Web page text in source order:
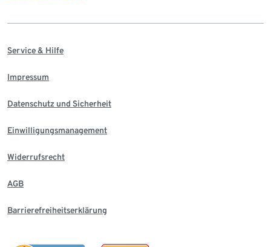
Service & Hilfe
Impressum
Datenschutz und Sicherheit
Einwilligungsmanagement
Widerrufsrecht
AGB
Barrierefreiheitserklärung